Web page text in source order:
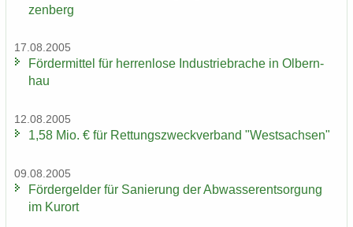
zen­berg
17.08.2005
För­der­mit­tel für her­ren­lo­se In­dus­trie­bra­che in Ol­bern­
hau
12.08.2005
1,58 Mio. € für Ret­tungs­zweck­ver­band "West­sach­sen"
09.08.2005
För­der­gel­der für Sa­nie­rung der Ab­was­ser­ent­sor­gung
im Kur­ort